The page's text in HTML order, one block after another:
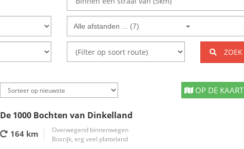
Alle afstanden ... (7)
ZOEK
OP DE KAART
De 1000 Bochten van Dinkelland
164 km
Overwegend binnenwegen
Bosrijk, erg veel platteland